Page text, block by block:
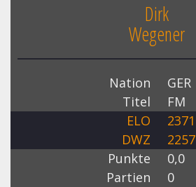
Dirk
Wegener
Nation
GER
Titel
FM
ELO
2371
DWZ
2257
Punkte
0,0
Partien
0